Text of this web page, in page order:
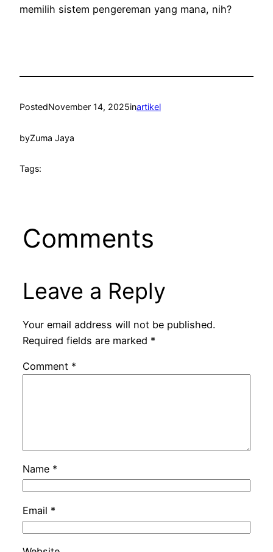
memilih sistem pengereman yang mana, nih?
PostedNovember 14, 2025inartikel
byZuma Jaya
Tags:
Comments
Leave a Reply
Your email address will not be published.
Required fields are marked *
Comment *
Name *
Email *